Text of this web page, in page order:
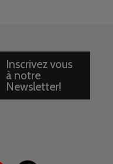
Inscrivez vous
à notre
Newsletter!